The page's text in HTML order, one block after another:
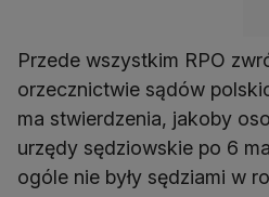
Przede wszystkim RPO
orzecznictwie sądów
ma stwierdzenia, jakoby
urzędy sędziowskie po 6
ogóle nie były sędziami w